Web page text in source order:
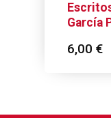
García
1920-
6,00 €